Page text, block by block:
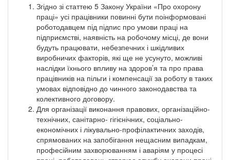
Згідно зі статтею 5 Закону України «Про охорону
праці» усі працівники повинні бути поінформовані
роботодавцем під підпис про умови праці на
підприємстві, наявність на робочому місці, де вони
будуть працювати, небезпечних і шкідливих
виробничих факторів, які ще не усунуто, можливі
наслідки їхнього впливу на здоров’я та про права
працівників на пільги і компенсації за роботу в таких
умовах відповідно до чинного законодавства та
колективного договору.
Для організації виконання правових, організаційно-
технічних, санітарно- гігієнічних, соціально-
економічних і лікувально-профілактичних заходів,
спрямованих на запобігання нещасним випадкам,
професійним захворюванням і аваріям у процесі